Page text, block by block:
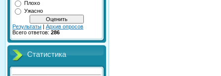
Плохо
Ужасно
Результаты | Архив опросов
Всего ответов: 286
Статистика